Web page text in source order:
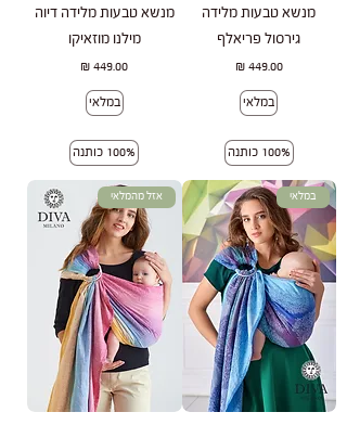
מנשא טבעות מלידה
גירסול פריאלף
מחיר‏449.00 ‏₪
במלאי
100% כותנה
מנשא טבעות מלידה דיוה
מילנו מוזאיקו
מחיר
במלאי
100% כותנה
במלאי אזל מהמלאי